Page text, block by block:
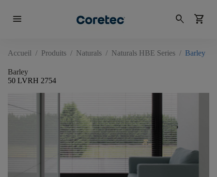
menu search shopping_cart
Accueil / Produits / Naturals / Naturals HBE Series / Barley
Barley
50 LVRH 2754